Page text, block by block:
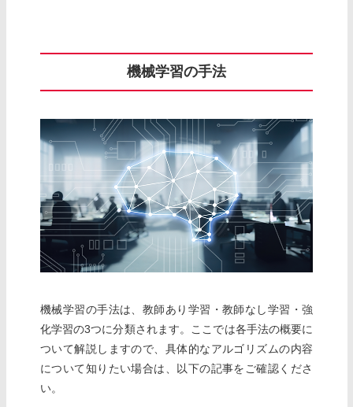
機械学習の手法
機械学習の手法は、教師あり学習・教師なし学習・強
化学習の3つに分類されます。ここでは各手法の概要に
ついて解説しますので、具体的なアルゴリズムの内容
について知りたい場合は、以下の記事をご確認くださ
い。